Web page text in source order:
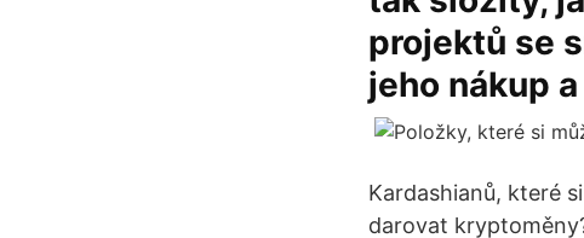
projektů se
jeho nákup
Kardashianů, které
darovat